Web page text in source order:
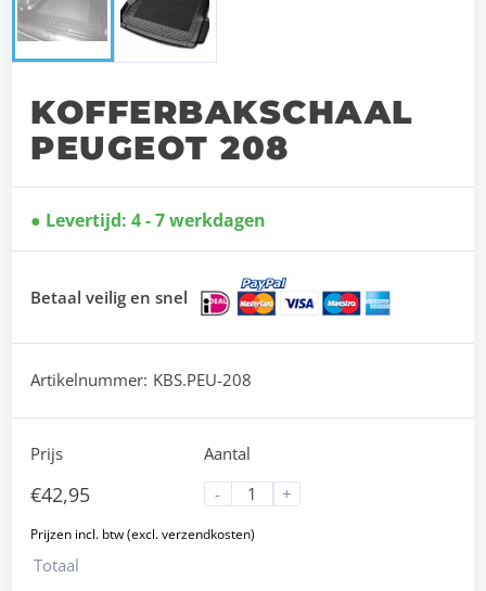
KOFFERBAKSCHAAL
PEUGEOT 208
Levertijd: 4 - 7 werkdagen
Betaal veilig en snel
Artikelnummer: KBS.PEU-208
Prijs
€42,95
Aantal
-
+
Totaal